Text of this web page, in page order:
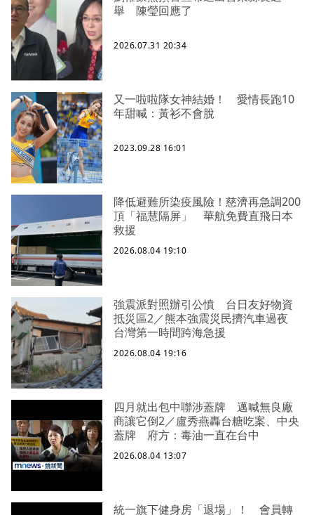
舉 陳瑩回應了
2026.07.31 20:34
又一啦啦隊女神結婚！ 愛情長跑10
年甜喊：黃衫不會脫
2023.09.28 16:01
降低避難所染疫風險！慈濟再急調200
頂「福慧隔屏」 華航免費直飛日本
救援
2026.08.04 19:10
強震派對照辦引公憤 台日友好物資
抵災區2／熊本強震災民擠汽車過夜
台灣第一時間跨海急援
2026.08.04 19:16
四月就出包中聯涉蓋牌 邁喊無良廠
商讓它倒2／盧秀燕轟台糖吃案、中央
蓋牌 府方：毒油一直在台中
2026.08.04 13:07
統一旗下健身房「退場」！ 會員轉